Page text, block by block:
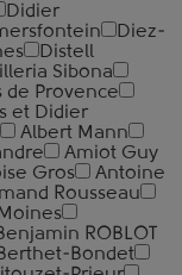
Didier
Diez-
Distell
Sibona
de Provence
et Didier
Albert Mann
Amiot Guy
Gros
Antoine
Rousseau
ROBLOT
Berthet-Bondet